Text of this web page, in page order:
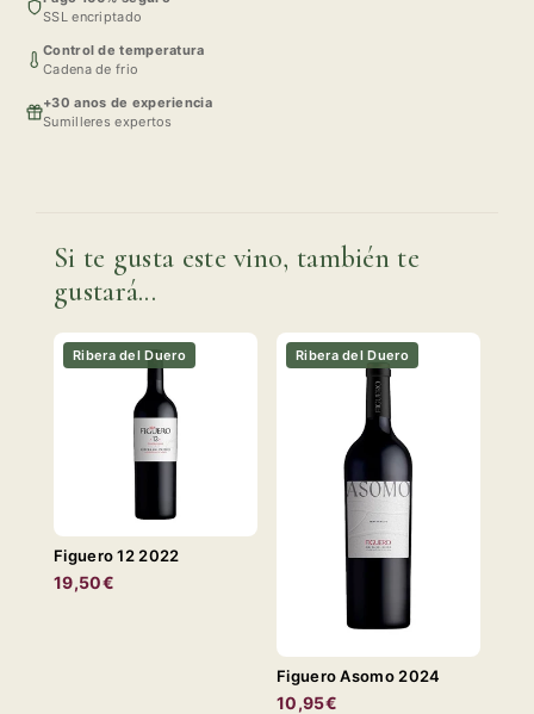
SSL encriptado
Control de temperatura
Cadena de frio
+30 anos de experiencia
Sumilleres expertos
Si te gusta este vino, también te
gustará...
Ribera del Duero
Figuero 12 2022
19,50€
Ribera del Duero
Figuero Asomo 2024
10,95€